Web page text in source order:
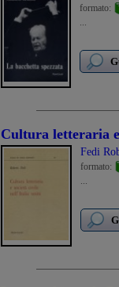
formato:
...
Cultura letteraria
Fedi
formato:
...